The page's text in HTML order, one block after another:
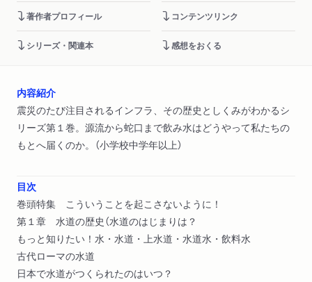
著作者プロフィール コンテンツリンク
シリーズ・関連本 感想をおくる
内容紹介
震災のたび注目されるインフラ、その歴史としくみがわかるシ
リーズ第１巻。源流から蛇口まで飲み水はどうやって私たちの
もとへ届くのか。（小学校中学年以上）
目次
巻頭特集 こういうことを起こさないように！
第１章 水道の歴史（水道のはじまりは？
もっと知りたい！水・水道・上水道・水道水・飲料水
古代ローマの水道
日本で水道がつくられたのはいつ？